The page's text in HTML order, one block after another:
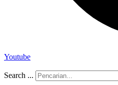
Youtube
Search ...